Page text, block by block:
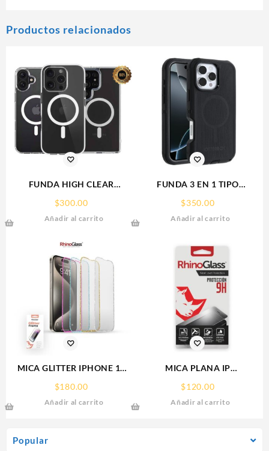
Popular
cantidad
Productos relacionados
FUNDA HIGH CLEAR
$300.00
Añadir al carrito
FUNDA 3 EN 1 TIPO
S26 ULTRA SAMSUNG S26
ULTRA
$350.00
Añadir al carrito
MICA GLITTER IPHONE 17
PRO MAX/IP 16PROMAX
GLITTER FRAME
RHINOGLASS
$180.00
Añadir al carrito
MICA PLANA IP
16PRO/17/17PRO IPHONE
9H RHINOGLASS
$120.00
Añadir al carrito